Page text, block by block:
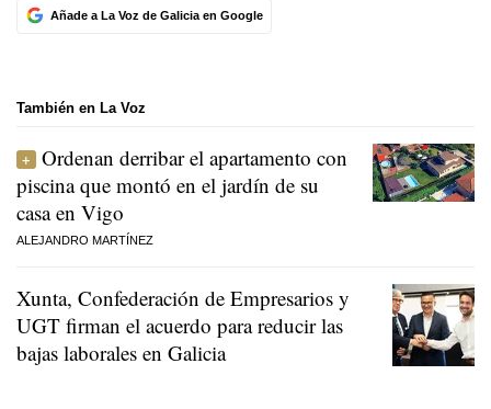
Añade a La Voz de Galicia en Google
También en La Voz
Ordenan derribar el apartamento con
piscina que montó en el jardín de su
casa en Vigo
ALEJANDRO MARTÍNEZ
Xunta, Confederación de Empresarios y
UGT firman el acuerdo para reducir las
bajas laborales en Galicia